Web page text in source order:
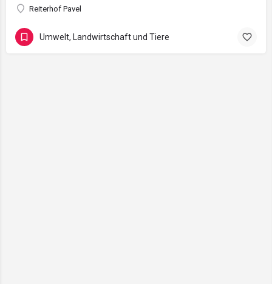
Reiterhof Pavel
Umwelt, Landwirtschaft und Tiere